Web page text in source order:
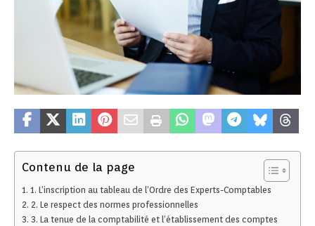
Contenu de la page
1. L’inscription au tableau de l’Ordre des Experts-Comptables
2. Le respect des normes professionnelles
3. La tenue de la comptabilité et l’établissement des comptes